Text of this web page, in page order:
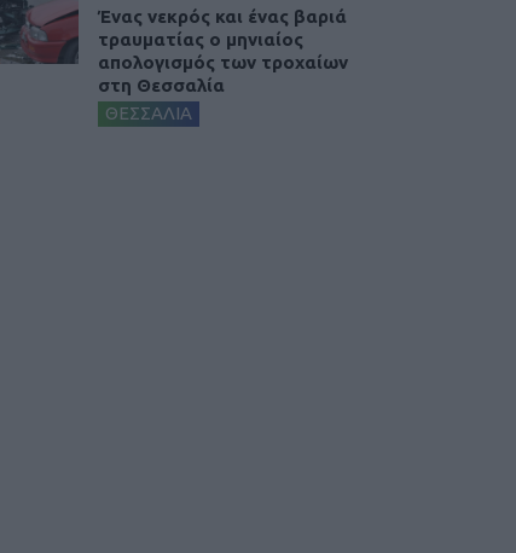
Ένας νεκρός και ένας βαριά
τραυματίας ο μηνιαίος
απολογισμός των τροχαίων
στη Θεσσαλία
ΘΕΣΣΑΛΙΑ